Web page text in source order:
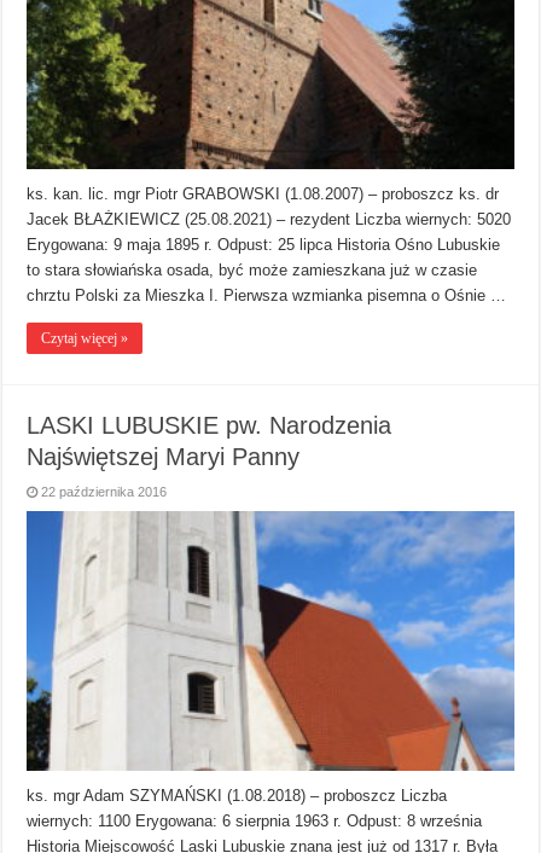
ks. kan. lic. mgr Piotr GRABOWSKI (1.08.2007) – proboszcz ks. dr
Jacek BŁAŻKIEWICZ (25.08.2021) – rezydent Liczba wiernych: 5020
Erygowana: 9 maja 1895 r. Odpust: 25 lipca Historia Ośno Lubuskie
to stara słowiańska osada, być może zamieszkana już w czasie
chrztu Polski za Mieszka I. Pierwsza wzmianka pisemna o Ośnie …
Czytaj więcej »
LASKI LUBUSKIE pw. Narodzenia
Najświętszej Maryi Panny
22 października 2016
ks. mgr Adam SZYMAŃSKI (1.08.2018) – proboszcz Liczba
wiernych: 1100 Erygowana: 6 sierpnia 1963 r. Odpust: 8 września
Historia Miejscowość Laski Lubuskie znana jest już od 1317 r. Była